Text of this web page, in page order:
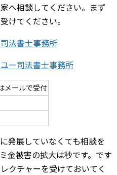
へ相談してください。まず
けてください。
法書士事務所
ー司法書士事務所
メールで受付
発展していなくても相談を
金被害の拡大は秒です。です
クチャーを受けておいてく